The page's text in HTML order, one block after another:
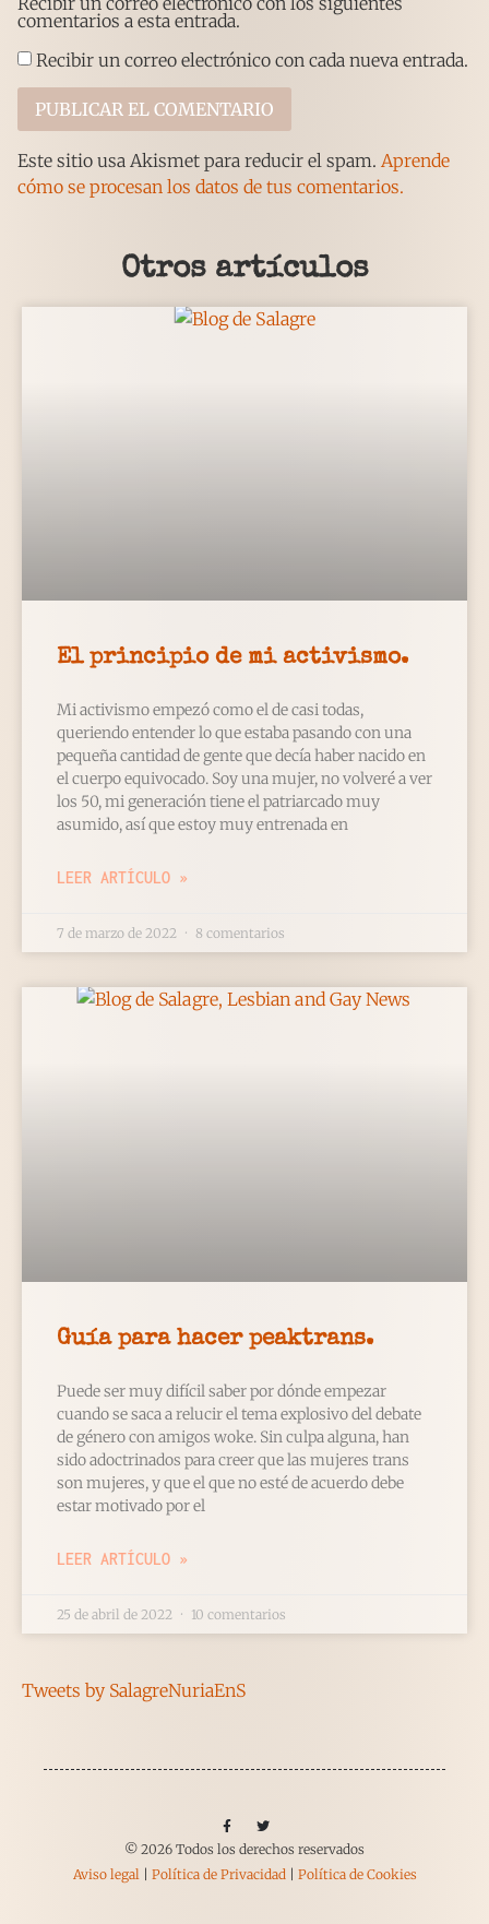
comentarios a esta entrada.
Recibir un correo electrónico con cada nueva entrada.
Este sitio usa Akismet para reducir el spam. Aprende
cómo se procesan los datos de tus comentarios.
Otros artículos
El principio de mi activismo.
Mi activismo empezó como el de casi todas,
queriendo entender lo que estaba pasando con una
pequeña cantidad de gente que decía haber nacido en
el cuerpo equivocado. Soy una mujer, no volveré a ver
los 50, mi generación tiene el patriarcado muy
asumido, así que estoy muy entrenada en
LEER ARTÍCULO »
7 de marzo de 2022 8 comentarios
Guía para hacer peaktrans.
Puede ser muy difícil saber por dónde empezar
cuando se saca a relucir el tema explosivo del debate
de género con amigos woke. Sin culpa alguna, han
sido adoctrinados para creer que las mujeres trans
son mujeres, y que el que no esté de acuerdo debe
estar motivado por el
LEER ARTÍCULO »
25 de abril de 2022 10 comentarios
Tweets by SalagreNuriaEnS
© 2026 Todos los derechos reservados
Aviso legal | Política de Privacidad | Política de Cookies